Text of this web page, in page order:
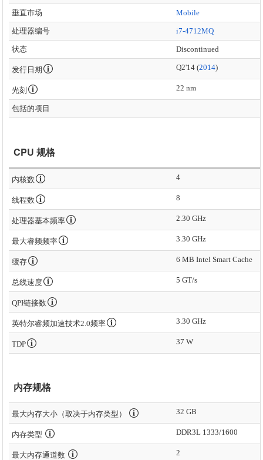
垂直市场 Mobile
处理器编号 i7-4712MQ
状态 Discontinued
发行日期 Q2'14 (2014)
光刻 22 nm
包括的项目
CPU 规格
内核数 4
线程数 8
处理器基本频率 2.30 GHz
最大睿频频率 3.30 GHz
缓存 6 MB Intel Smart Cache
总线速度 5 GT/s
QPI链接数
英特尔睿频加速技术2.0频率 3.30 GHz
TDP 37 W
内存规格
最大内存大小（取决于内存类型） 32 GB
内存类型 DDR3L 1333/1600
最大内存通道数 2